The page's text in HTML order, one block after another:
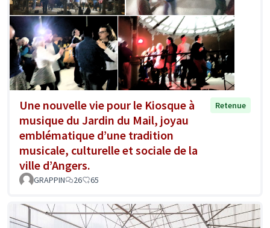
Une nouvelle vie pour le Kiosque à
musique du Jardin du Mail, joyau
emblématique d’une tradition
musicale, culturelle et sociale de la
ville d’Angers.
Retenue
GRAPPIN 26 65